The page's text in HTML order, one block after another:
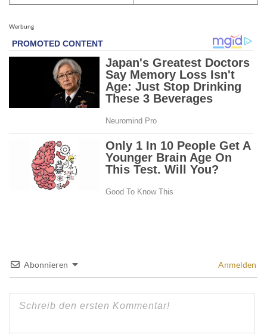
Werbung
Abonnieren Anmelden